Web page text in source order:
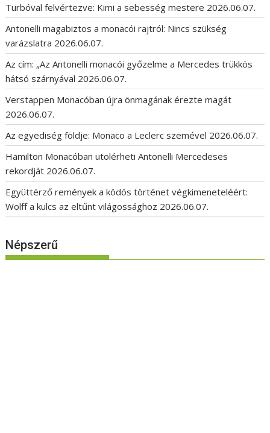
Turbóval felvértezve: Kimi a sebesség mestere 2026.06.07.
Antonelli magabiztos a monacói rajtról: Nincs szükség
varázslatra 2026.06.07.
Az cím: „Az Antonelli monacói győzelme a Mercedes trükkös
hátsó szárnyával 2026.06.07.
Verstappen Monacóban újra önmagának érezte magát
2026.06.07.
Az egyediség földje: Monaco a Leclerc szemével 2026.06.07.
Hamilton Monacóban utolérheti Antonelli Mercedeses
rekordját 2026.06.07.
Együttérző remények a ködös történet végkimeneteléért:
Wolff a kulcs az eltűnt világossághoz 2026.06.07.
Népszerű